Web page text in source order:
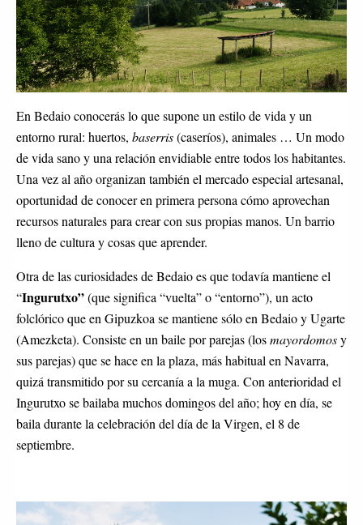
En Bedaio conocerás lo que supone un estilo de vida y un
entorno rural: huertos, baserris (caseríos), animales … Un modo
de vida sano y una relación envidiable entre todos los habitantes.
Una vez al año organizan también el mercado especial artesanal,
oportunidad de conocer en primera persona cómo aprovechan
recursos naturales para crear con sus propias manos. Un barrio
lleno de cultura y cosas que aprender.
Otra de las curiosidades de Bedaio es que todavía mantiene el
“Ingurutxo” (que significa “vuelta” o “entorno”), un acto
folclórico que en Gipuzkoa se mantiene sólo en Bedaio y Ugarte
(Amezketa). Consiste en un baile por parejas (los mayordomos y
sus parejas) que se hace en la plaza, más habitual en Navarra,
quizá transmitido por su cercanía a la muga. Con anterioridad el
Ingurutxo se bailaba muchos domingos del año; hoy en día, se
baila durante la celebración del día de la Virgen, el 8 de
septiembre.